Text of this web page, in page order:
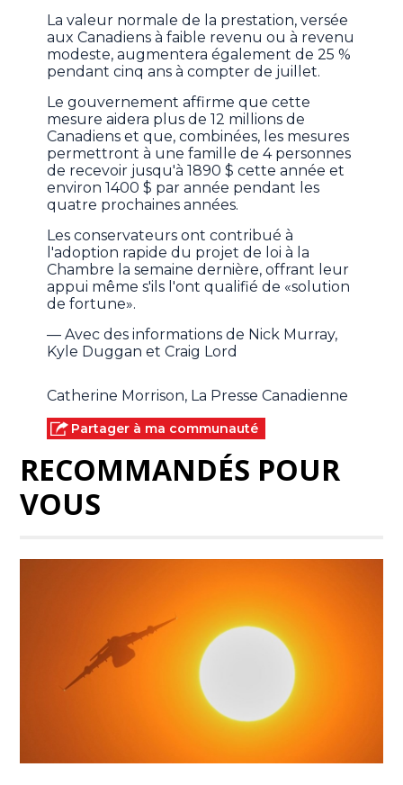
La valeur normale de la prestation, versée
aux Canadiens à faible revenu ou à revenu
modeste, augmentera également de 25 %
pendant cinq ans à compter de juillet.
Le gouvernement affirme que cette
mesure aidera plus de 12 millions de
Canadiens et que, combinées, les mesures
permettront à une famille de 4 personnes
de recevoir jusqu'à 1890 $ cette année et
environ 1400 $ par année pendant les
quatre prochaines années.
Les conservateurs ont contribué à
l'adoption rapide du projet de loi à la
Chambre la semaine dernière, offrant leur
appui même s'ils l'ont qualifié de «solution
de fortune».
— Avec des informations de Nick Murray,
Kyle Duggan et Craig Lord
Catherine Morrison, La Presse Canadienne
Partager à ma communauté
RECOMMANDÉS POUR
VOUS